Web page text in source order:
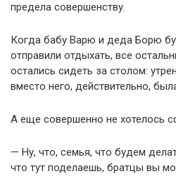
предела совершенству.
Когда бабу Варю и деда Борю
отправили отдыхать, все
остались сидеть за столом:
вместо него, действительно,
А еще совершенно не хотелось
— Ну, что, семья, что будем
что тут поделаешь, братцы вы